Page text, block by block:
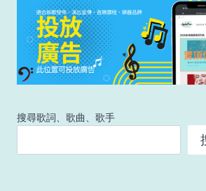
搜尋歌詞、歌曲、歌手